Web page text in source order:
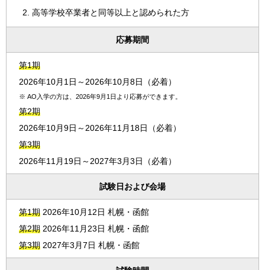
高等学校卒業者と同等以上と認められた方
応募期間
第1期
2026年10月1日～2026年10月8日（必着）
※ AO入学の方は、2026年9月1日より応募ができます。
第2期
2026年10月9日～2026年11月18日（必着）
第3期
2026年11月19日～2027年3月3日（必着）
試験日および会場
第1期 2026年10月12日 札幌・函館
第2期 2026年11月23日 札幌・函館
第3期 2027年3月7日 札幌・函館